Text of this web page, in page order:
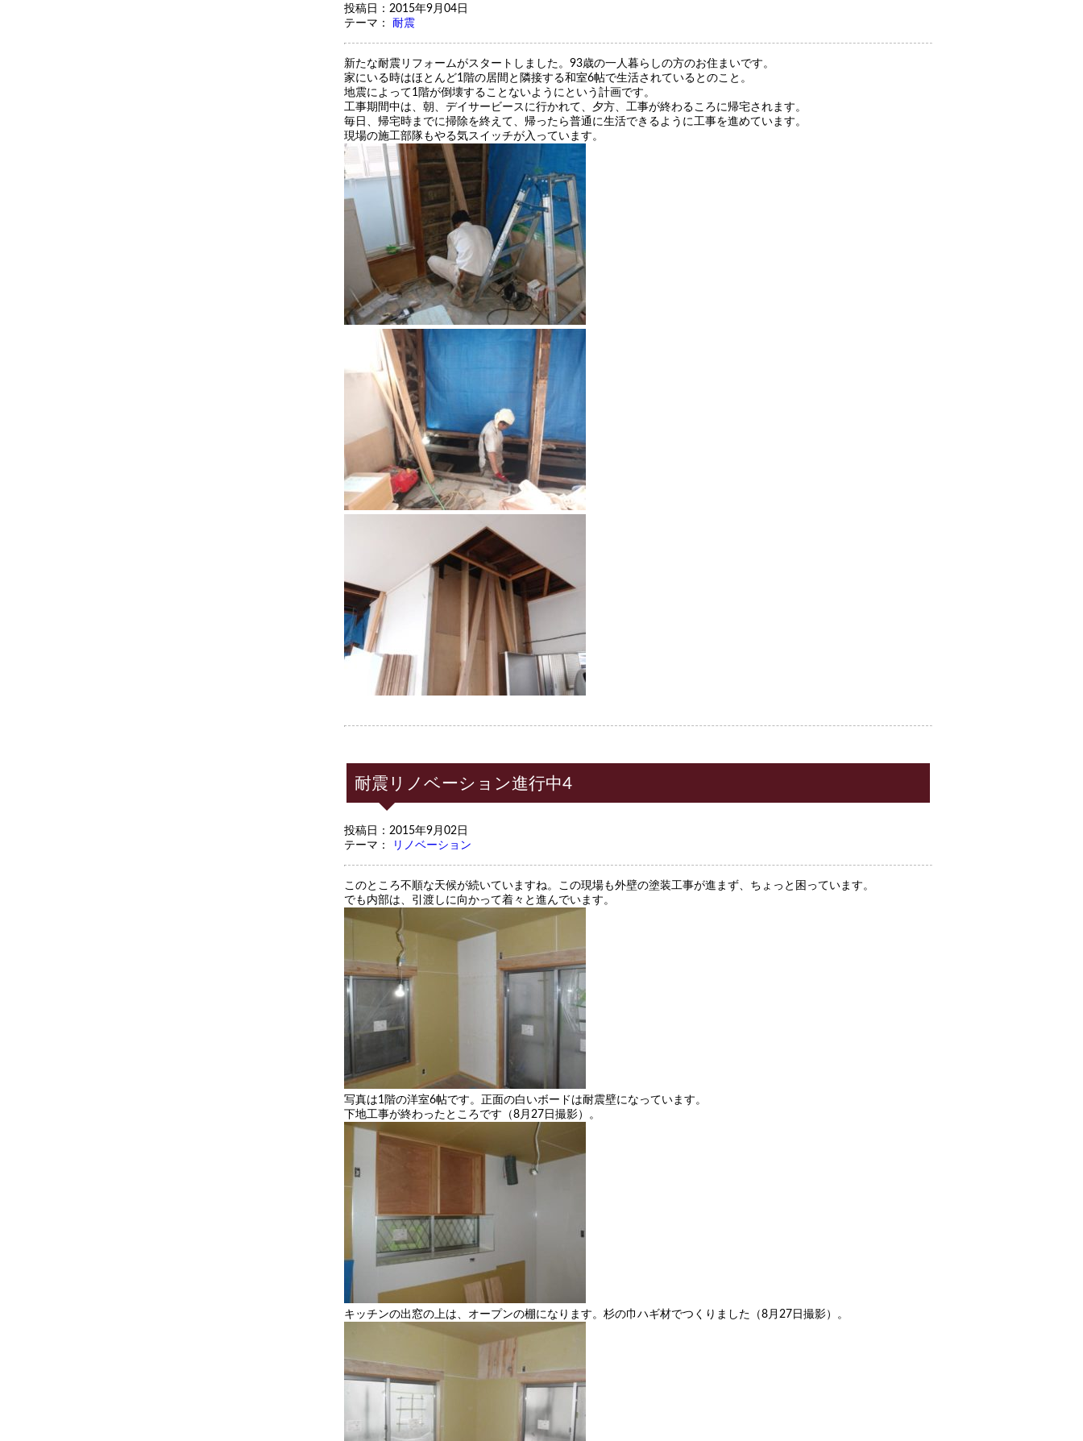
投稿日：2015年9月04日
テーマ： 耐震
新たな耐震リフォームがスタートしました。93歳の一人暮らしの方のお住まいです。
家にいる時はほとんど1階の居間と隣接する和室6帖で生活されているとのこと。
地震によって1階が倒壊することないようにという計画です。
工事期間中は、朝、デイサービースに行かれて、夕方、工事が終わるころに帰宅されます。
毎日、帰宅時までに掃除を終えて、帰ったら普通に生活できるように工事を進めています。
現場の施工部隊もやる気スイッチが入っています。
耐震リノベーション進行中4
投稿日：2015年9月02日
テーマ：
リノベーション
このところ不順な天候が続いていますね。この現場も外壁の塗装工事が進まず、ちょっと困っています。
でも内部は、引渡しに向かって着々と進んでいます。
写真は1階の洋室6帖です。正面の白いボードは耐震壁になっています。
下地工事が終わったところです（8月27日撮影）。
キッチンの出窓の上は、オープンの棚になります。杉の巾ハギ材でつくりました（8月27日撮影）。